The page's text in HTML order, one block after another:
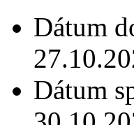
Dátum
Dátum